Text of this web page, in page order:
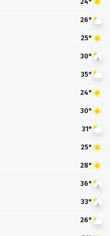
24°
26°
25°
30°
35°
24°
30°
31°
25°
28°
36°
33°
26°